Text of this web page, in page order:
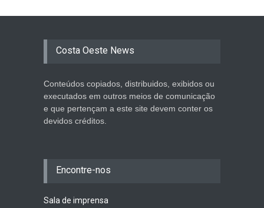
Costa Oeste News
Conteúdos copiados, distribuidos, exibidos ou
executados em outros meios de comunicação
e que pertençam a este site devem conter os
devidos créditos.
Encontre-nos
Sala de imprensa